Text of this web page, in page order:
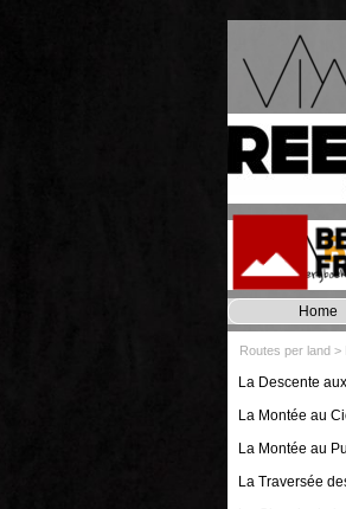
Home
Routes per land >
La Descente
La Montée au
La Montée au
La Traversée